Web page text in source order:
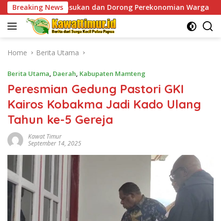
Skip
to
content
Breaking News
dan Dorong Perekonomian Warga Sentuhan
Home Berita Utama
Berita Utama, Daerah, Kabupaten Mamteng
Peresmian Gedung Pastori GKI
Kairos Kobakma Jadi Kado Ulang
Tahun ke-5 Gereja
Kawat Timur
September 14, 2025